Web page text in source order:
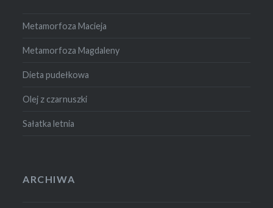
Metamorfoza Macieja
Metamorfoza Magdaleny
Dieta pudełkowa
Olej z czarnuszki
Sałatka letnia
ARCHIWA